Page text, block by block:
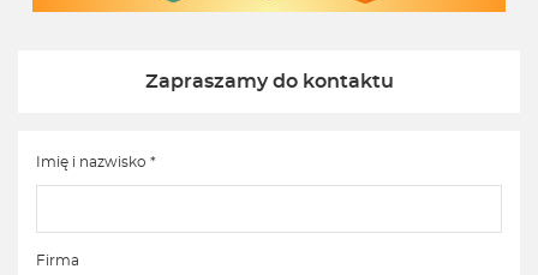
Zapraszamy do kontaktu
Imię i nazwisko *
Firma